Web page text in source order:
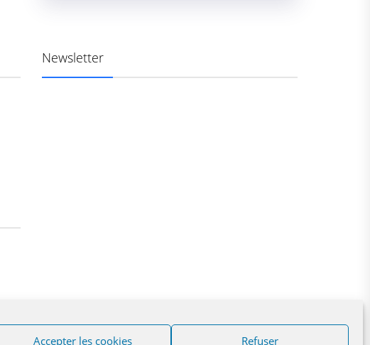
Accepter les cookies Refuser
Newsletter